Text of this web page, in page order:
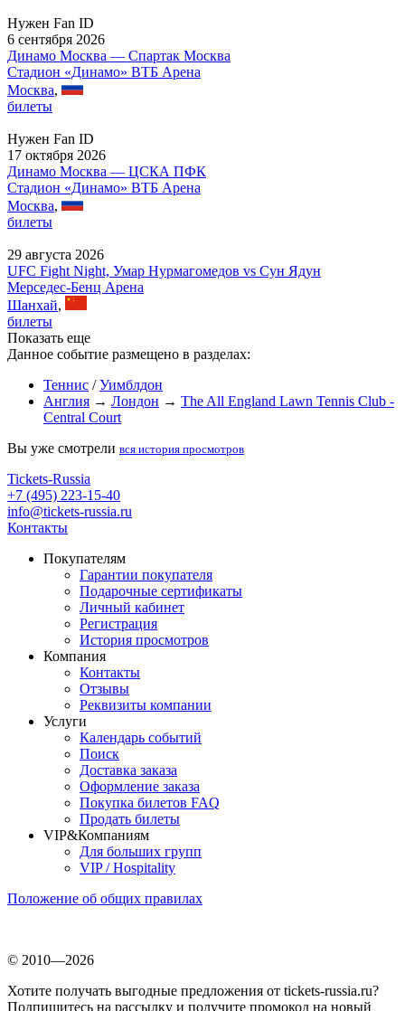
Нужен Fan ID
6 сентября 2026
Динамо Москва — Спартак Москва
Стадион «Динамо» ВТБ Арена
Москва,
билеты
Нужен Fan ID
17 октября 2026
Динамо Москва — ЦСКА ПФК
Стадион «Динамо» ВТБ Арена
Москва,
билеты
29 августа 2026
UFC Fight Night, Умар Нурмагомедов vs Сун Ядун
Мерседес-Бенц Арена
Шанхай,
билеты
Показать еще
Данное событие размещено в разделах:
Теннис /Уимблдон
Англия → Лондон → The All England Lawn Tennis Club -
Central Court
Вы уже смотрели вся история просмотров
Tickets-Russia
+7 (495) 223-15-40
info@tickets-russia.ru
Контакты
Покупателям
Гарантии покупателя
Подарочные сертификаты
Личный кабинет
Регистрация
История просмотров
Компания
Контакты
Отзывы
Реквизиты компании
Услуги
Календарь событий
Поиск
Доставка заказа
Оформление заказа
Покупка билетов FAQ
Продать билеты
VIP&Компаниям
Для больших групп
VIP / Hospitality
Положение об общих правилах
© 2010—2026
Хотите получать выгодные предложения от tickets-russia.ru?
Подпишитесь на рассылку и получите промокод на новый